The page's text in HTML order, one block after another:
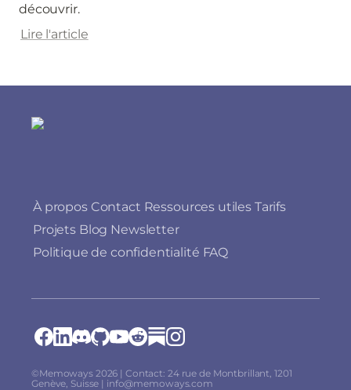
découvrir.
Lire l'article
À propos Contact Ressources utiles Tarifs
Projets Blog Newsletter
Politique de confidentialité FAQ
©Memoways 2026 | Contact: 24 rue de Montbrillant, 1201
Genève, Suisse | info@memoways.com